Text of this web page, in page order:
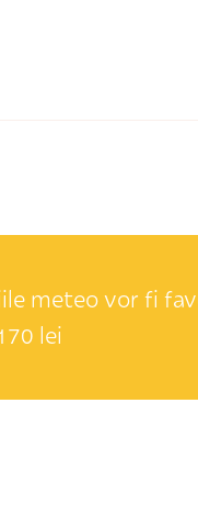
meteo vor fi
lei